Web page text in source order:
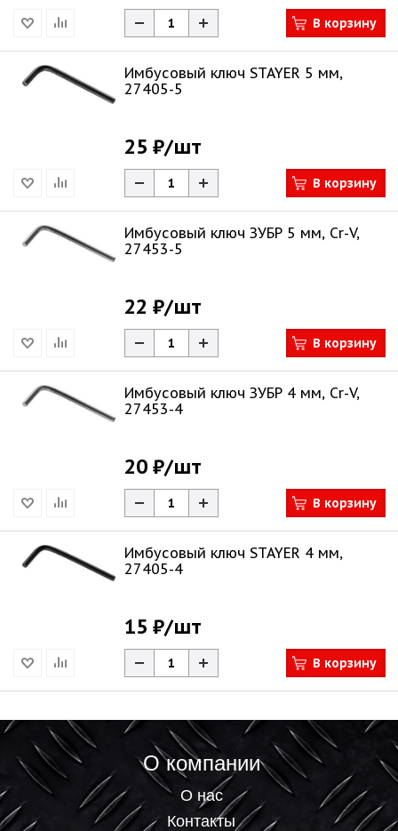
В корзину
Имбусовый ключ STAYER 5 мм,
27405-5
25 ₽/шт
В корзину
Имбусовый ключ ЗУБР 5 мм, Cr-V,
27453-5
22 ₽/шт
В корзину
Имбусовый ключ ЗУБР 4 мм, Cr-V,
27453-4
20 ₽/шт
В корзину
Имбусовый ключ STAYER 4 мм,
27405-4
15 ₽/шт
В корзину
О компании
О нас
Контакты